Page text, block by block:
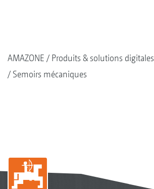
AMAZONE Produits & solutions digitales
Semoirs mécaniques